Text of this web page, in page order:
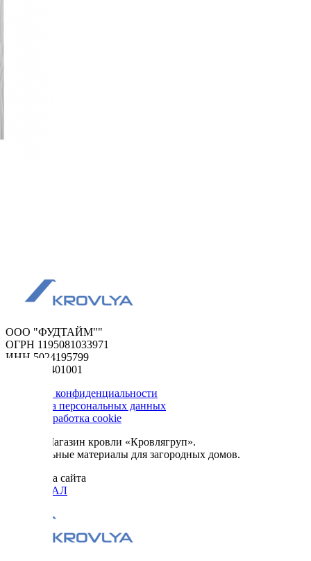
ООО "ФУДТАЙМ""
ОГРН 1195081033971
ИНН 5024195799
КПП 502401001
Политика конфиденциальности
Обработка персональных данных
Сбор и обработка cookie
© 2026. Магазин кровли «Кровлягруп».
Строительные материалы для загородных домов.
Разработка сайта
ОРИГИНАЛ